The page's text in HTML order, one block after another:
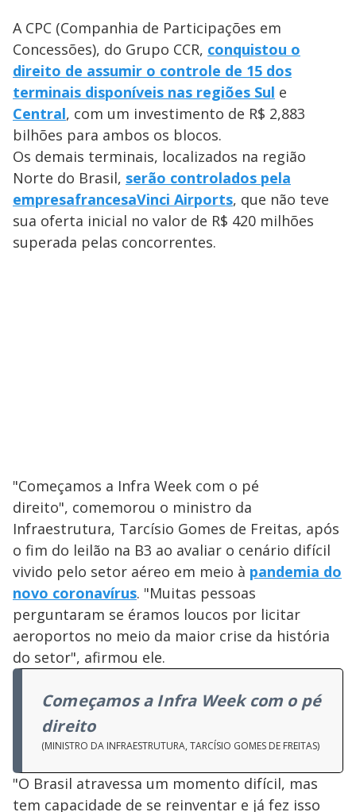
A CPC (Companhia de Participações em
Concessões), do Grupo CCR, conquistou o
direito de assumir o controle de 15 dos
terminais disponíveis nas regiões Sul e
Central, com um investimento de R$ 2,883
bilhões para ambos os blocos.
Os demais terminais, localizados na região
Norte do Brasil, serão controlados pela
empresafrancesaVinci Airports, que não teve
sua oferta inicial no valor de R$ 420 milhões
superada pelas concorrentes.
"Começamos a Infra Week com o pé
direito", comemorou o ministro da
Infraestrutura, Tarcísio Gomes de Freitas, após
o fim do leilão na B3 ao avaliar o cenário difícil
vivido pelo setor aéreo em meio à pandemia do
novo coronavírus. "Muitas pessoas
perguntaram se éramos loucos por licitar
aeroportos no meio da maior crise da história
do setor", afirmou ele.
Começamos a Infra Week com o pé
direito
(MINISTRO DA INFRAESTRUTURA, TARCÍSIO GOMES DE FREITAS)
"O Brasil atravessa um momento difícil, mas
tem capacidade de se reinventar e já fez isso